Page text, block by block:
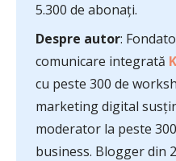
5.300 de abonați.
Despre autor:
comunicare integrată
cu peste 300 de
marketing digital
moderator la peste
business. Blogger din